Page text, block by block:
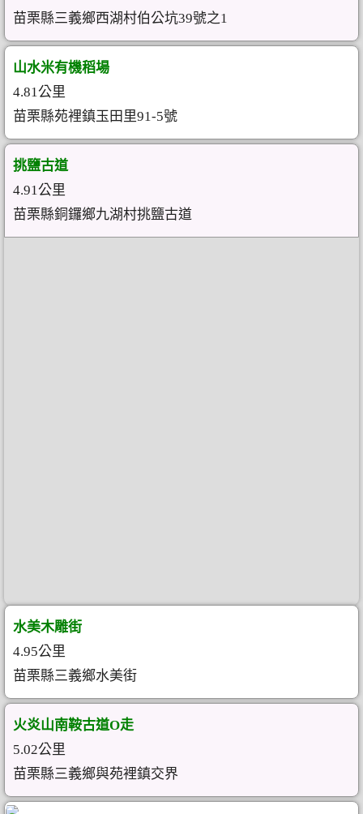
苗栗縣三義鄉西湖村伯公坑39號之1
山水米有機稻場
4.81公里
苗栗縣苑裡鎮玉田里91-5號
挑鹽古道
4.91公里
苗栗縣銅鑼鄉九湖村挑鹽古道
水美木雕街
4.95公里
苗栗縣三義鄉水美街
火炎山南鞍古道O走
5.02公里
苗栗縣三義鄉與苑裡鎮交界